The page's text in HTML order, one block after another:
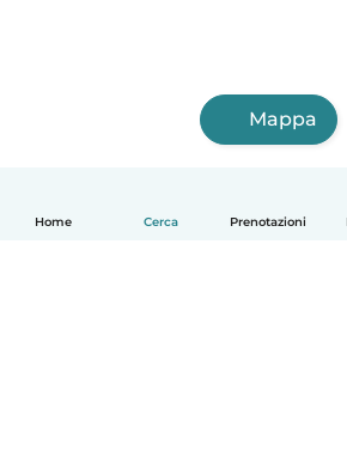
Home Cerca Prenotazioni
Mappa